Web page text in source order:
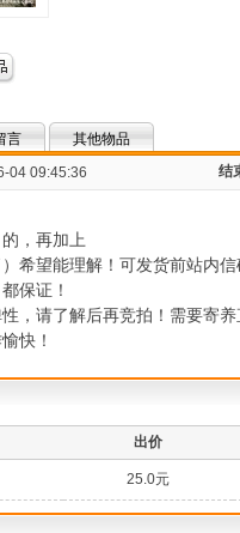
言
其他物品
04 09:45:36 结
，再加上
希望能理解！可发货前站内
保证！
，请了解后再竞拍！需要寄
快！
出价
25.0元